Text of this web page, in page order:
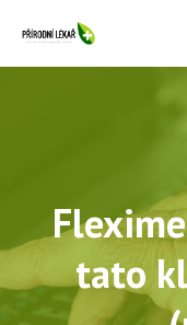
Přeskočit
tato